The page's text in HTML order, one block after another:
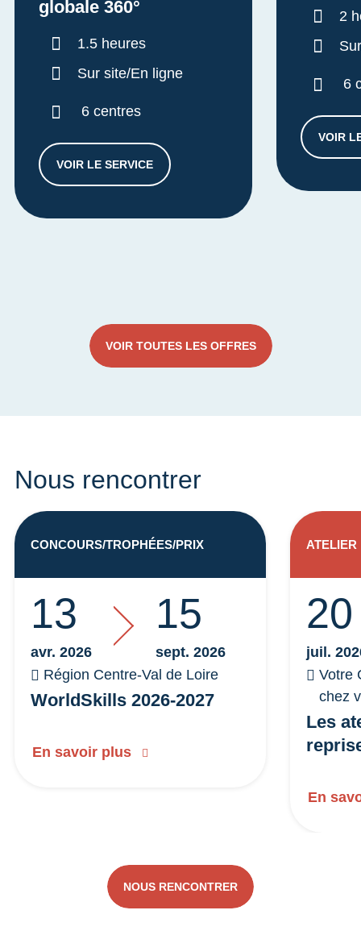
globale 360°
Durée :
1.5 heures
Sur site/En ligne
6 centres
VOIR LE SERVICEDIAGNOSTIC APPROCHE GLOBALE 360°
2
6
VOIR
VOIR TOUTES LES OFFRES
Nous rencontrer
WorldSkills 2026-2027
13
avr. 2026
15
sept. 2026
Région Centre-Val de Loire
En savoir plus
CONCOURS/TROPHÉES/PRIX
Les
20
juil.
Votre
chez
En
ATELIER
NOUS RENCONTRER